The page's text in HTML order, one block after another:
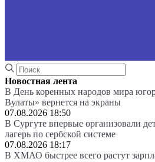
Новостная лента
В День коренных народов мира
Вулаты» вернется на экраны
07.08.2026 18:50
В Сургуте впервые организовали
лагерь по сербской системе
07.08.2026 18:17
В ХМАО быстрее всего растут